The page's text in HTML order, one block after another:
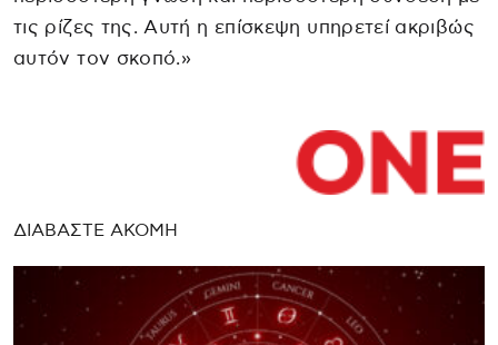
τις ρίζες της. Αυτή η επίσκεψη υπηρετεί ακριβώς
αυτόν τον σκοπό.»
ΔΙΑΒΑΣΤΕ ΑΚΟΜΗ